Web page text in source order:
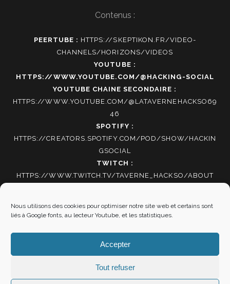
Nous utilisons des cookies pour optimiser notre site web et certains sont
liés à Google fonts, au lecteur Youtube, et les statistiques.
Accepter
Tout refuser
Contenus :
PEERTUBE : HTTPS://SKEPTIKON.FR/VIDEO-
CHANNELS/HORIZONS/VIDEOS
YOUTUBE :
HTTPS://WWW.YOUTUBE.COM/@HACKING-SOCIAL
YOUTUBE CHAINE SECONDAIRE :
HTTPS://WWW.YOUTUBE.COM/@LATAVERNEHACKSO69
46
SPOTIFY :
HTTPS://CREATORS.SPOTIFY.COM/POD/SHOW/HACKIN
GSOCIAL
TWITCH :
HTTPS://WWW.TWITCH.TV/TAVERNE_HACKSO/ABOUT
Mentions Légales|Politique de cookies